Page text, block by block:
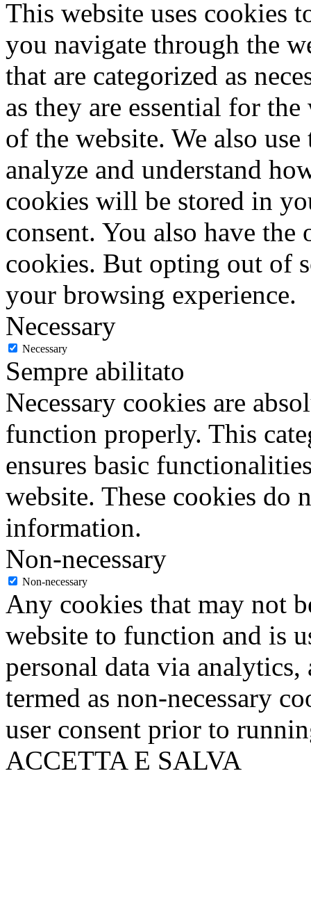
This website uses cookies
you navigate through the
that are categorized as
as they are essential for
of the website. We also
analyze and understand
cookies will be stored in
consent. You also have
cookies. But opting out of
your browsing experience.
Necessary
Necessary
Sempre abilitato
Necessary cookies are
function properly. This
ensures basic
website. These cookies do
information.
Non-necessary
Non-necessary
Any cookies that may not
website to function and is
personal data via analytics,
termed as non-necessary
user consent prior to
ACCETTA E SALVA